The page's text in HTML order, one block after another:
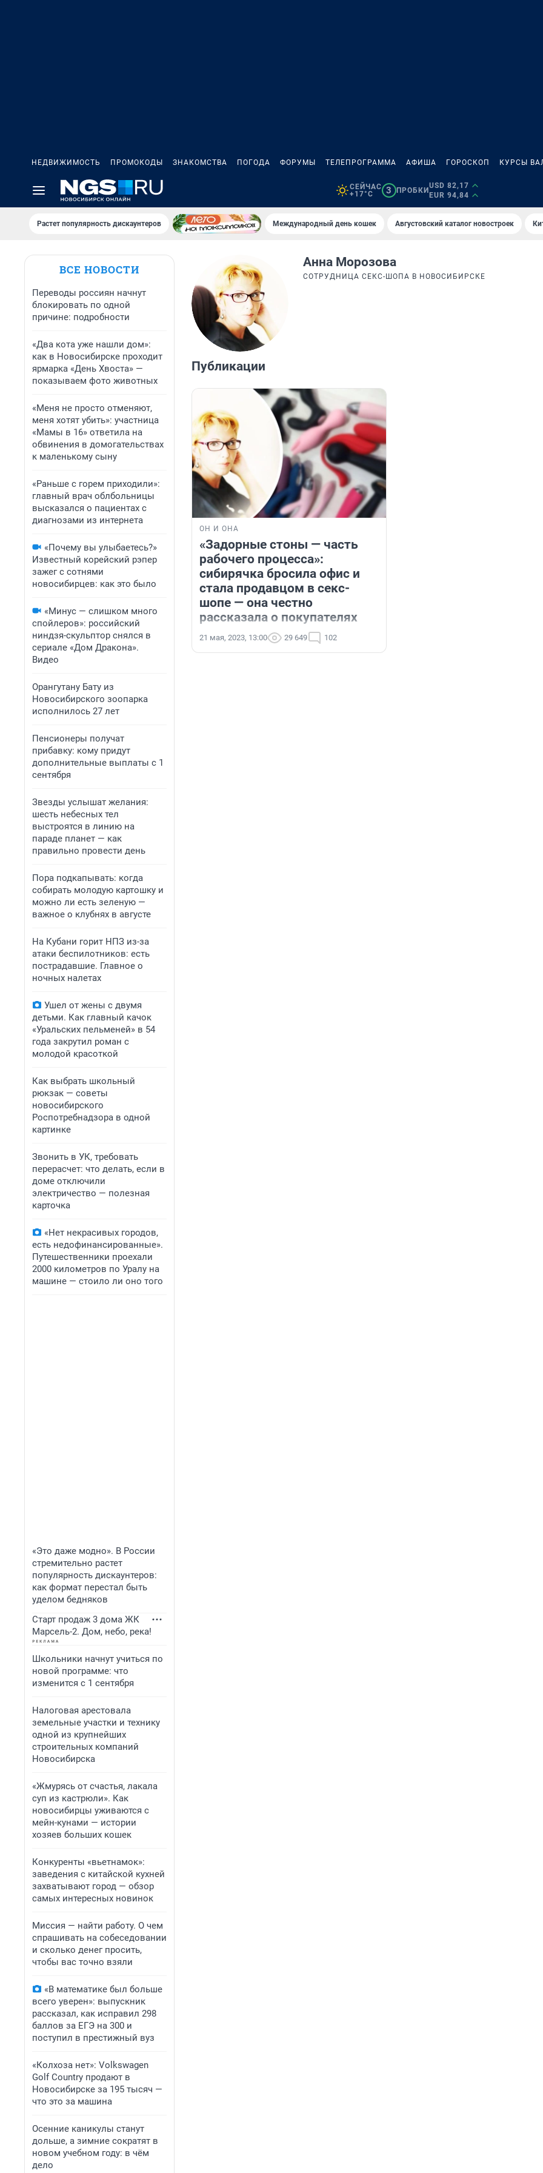
НЕДВИЖИМОСТЬ ПРОМОКОДЫ ЗНАКОМСТВА ПОГОДА ФОРУМЫ ТЕЛЕПРОГРАММА АФИША ГОРОСКОП КУРСЫ
СЕЙЧАС
+17°C
3 ПРОБКИ
USD 82,17
EUR 94,84
Растет популярность дискаунтеров Международный день кошек Августовский каталог новостроек
ВСЕ НОВОСТИ
Переводы россиян начнут
блокировать по одной
причине: подробности
«Два кота уже нашли дом»:
как в Новосибирске проходит
ярмарка «День Хвоста» —
показываем фото животных
«Меня не просто отменяют,
меня хотят убить»: участница
«Мамы в 16» ответила на
обвинения в домогательствах
к маленькому сыну
«Раньше с горем приходили»:
главный врач облбольницы
высказался о пациентах с
диагнозами из интернета
«Почему вы улыбаетесь?»
Известный корейский рэпер
зажег с сотнями
новосибирцев: как это было
«Минус — слишком много
спойлеров»: российский
ниндзя-скульптор снялся в
сериале «Дом Дракона».
Видео
Орангутану Бату из
Новосибирского зоопарка
исполнилось 27 лет
Пенсионеры получат
прибавку: кому придут
дополнительные выплаты с 1
сентября
Звезды услышат желания:
шесть небесных тел
выстроятся в линию на
параде планет — как
правильно провести день
Пора подкапывать: когда
собирать молодую картошку и
можно ли есть зеленую —
важное о клубнях в августе
На Кубани горит НПЗ из-за
атаки беспилотников: есть
пострадавшие. Главное о
ночных налетах
Ушел от жены с двумя
детьми. Как главный качок
«Уральских пельменей» в 54
года закрутил роман с
молодой красоткой
Как выбрать школьный
рюкзак — советы
новосибирского
Роспотребнадзора в одной
картинке
Звонить в УК, требовать
перерасчет: что делать, если в
доме отключили
электричество — полезная
карточка
«Нет некрасивых городов,
есть недофинансированные».
Путешественники проехали
2000 километров по Уралу на
машине — стоило ли оно того
«Это даже модно». В России
стремительно растет
популярность дискаунтеров:
как формат перестал быть
уделом бедняков
Старт продаж 3 дома ЖК
Марсель-2. Дом, небо, река!
Школьники начнут учиться по
новой программе: что
изменится с 1 сентября
Налоговая арестовала
земельные участки и технику
одной из крупнейших
строительных компаний
Новосибирска
«Жмурясь от счастья, лакала
суп из кастрюли». Как
новосибирцы уживаются с
мейн-кунами — истории
хозяев больших кошек
Конкуренты «вьетнамок»:
заведения с китайской кухней
захватывают город — обзор
самых интересных новинок
Миссия — найти работу. О чем
спрашивать на собеседовании
и сколько денег просить,
чтобы вас точно взяли
«В математике был больше
всего уверен»: выпускник
рассказал, как исправил 298
баллов за ЕГЭ на 300 и
поступил в престижный вуз
«Колхоза нет»: Volkswagen
Golf Сountry продают в
Новосибирске за 195 тысяч —
что это за машина
Осенние каникулы станут
дольше, а зимние сократят в
новом учебном году: в чём
дело
Анна Морозова
СОТРУДНИЦА СЕКС-ШОПА В НОВОСИБИРСКЕ
Публикации
ОН И ОНА
«Задорные стоны — часть
рабочего процесса»:
сибирячка бросила офис и
стала продавцом в секс-
шопе — она честно
рассказала о покупателях
21 мая, 2023, 13:00 29 649 102